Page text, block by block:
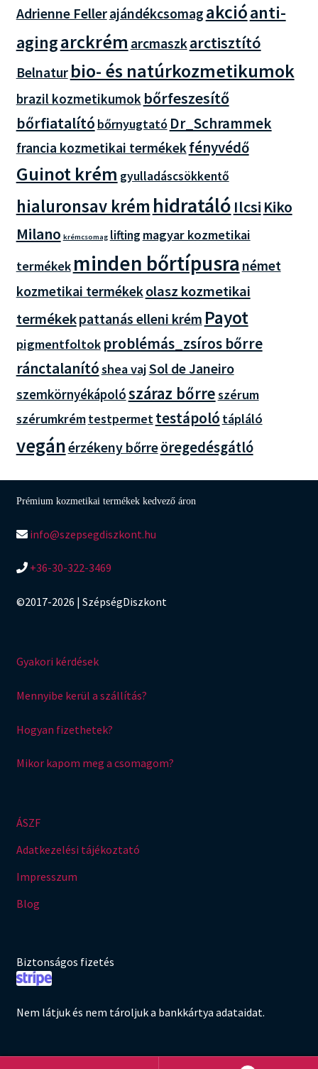
Adrienne Fellerajándékcsomag akcióanti-
agingarckrém arcmaszkarctisztító
Belnatur bio- és natúrkozmetikumok
brazil kozmetikumok bőrfeszesítő
bőrfiatalító bőrnyugtató Dr_Schrammek
francia kozmetikai termékekfényvédő
Guinot krém gyulladáscsökkentő
hialuronsav krémhidratáló Ilcsi Kiko
Milano krémcsomag lifting magyar kozmetikai
termékek minden bőrtípusra német
kozmetikai termékekolasz kozmetikai
termékekpattanás elleni krém Payot
pigmentfoltok problémás_zsíros bőrre
ránctalanítóshea vajSol de Janeiro
szemkörnyékápolószáraz bőrreszérum
szérumkrémtestpermettestápoló tápláló
vegánérzékeny bőrreöregedésgátló
Prémium kozmetikai termékek kedvező áron
info@szepsegdiszkont.hu
+36-30-322-3469
©2017-2026 | SzépségDiszkont
Gyakori kérdések
Mennyibe kerül a szállítás?
Hogyan fizethetek?
Mikor kapom meg a csomagom?
ÁSZF
Adatkezelési tájékoztató
Impresszum
Blog
Biztonságos fizetés
Nem látjuk és nem tároljuk a bankkártya adataidat.